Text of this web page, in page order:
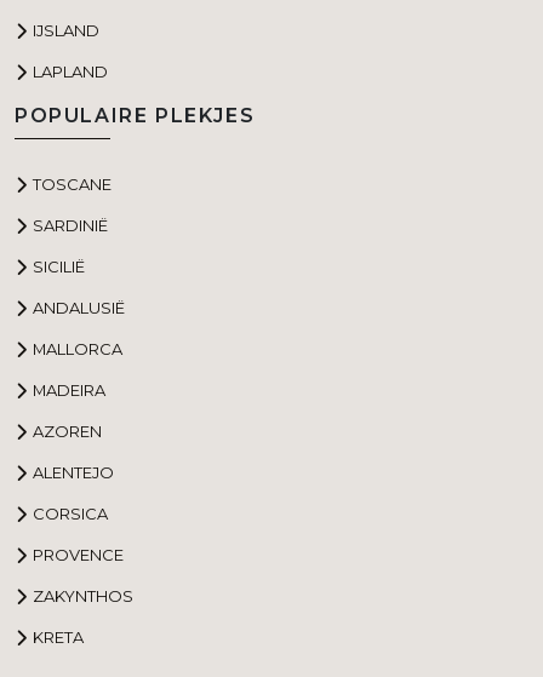
IJSLAND
LAPLAND
POPULAIRE PLEKJES
TOSCANE
SARDINIË
SICILIË
ANDALUSIË
MALLORCA
MADEIRA
AZOREN
ALENTEJO
CORSICA
PROVENCE
ZAKYNTHOS
KRETA